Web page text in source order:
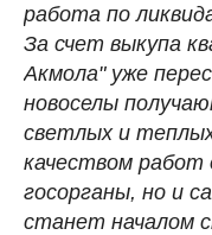
работа по
За счет выкупа
Акмола" уже
новоселы
светлых и
качеством работ
госорганы, но и
станет началом